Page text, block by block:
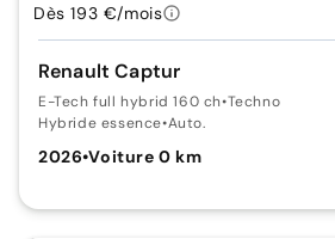
Renault Captur
E-Tech full hybrid 160 ch•Techno
Hybride essence•Auto.
2026•Voiture 0 km
Dès 193 €/mois